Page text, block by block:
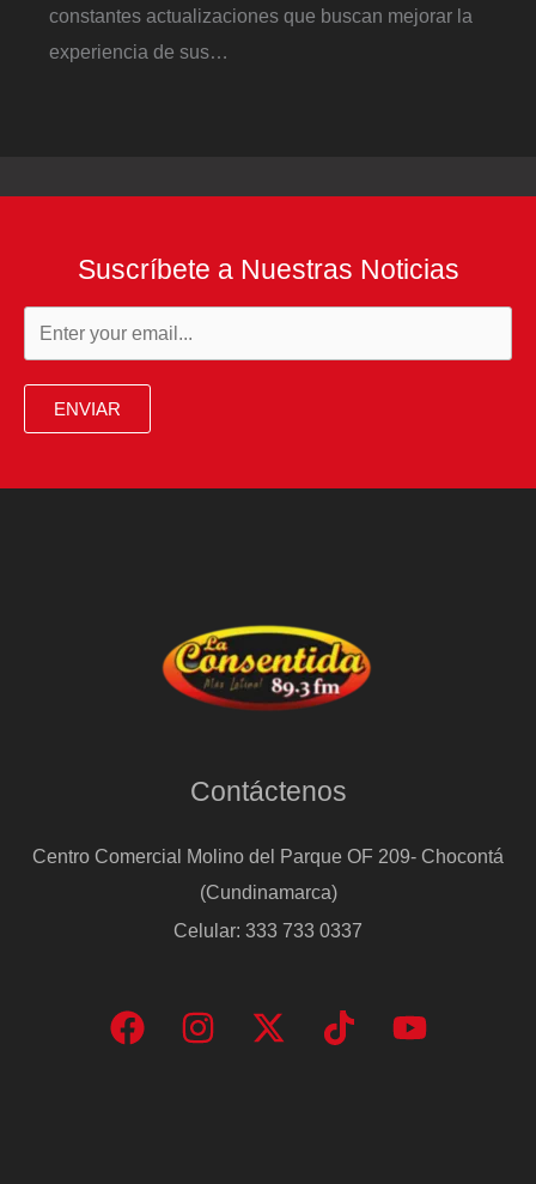
constantes actualizaciones que buscan mejorar la
experiencia de sus…
Suscríbete a Nuestras Noticias
ENVIAR
Contáctenos
Centro Comercial Molino del Parque OF 209- Chocontá
(Cundinamarca)
Celular: 333 733 0337